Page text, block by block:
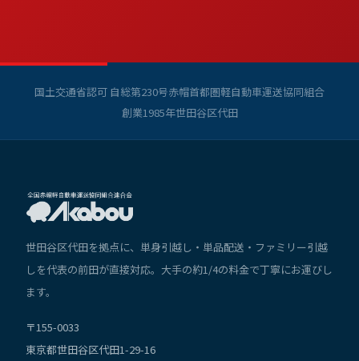
国土交通省認可 自総第230号赤帽首都圏軽自動車運送協同組合
創業1985年世田谷区代田
世田谷区代田を拠点に、単身引越し・単品配送・ファミリー引越
しを代表の前田が直接対応。大手の約1/4の料金で丁寧にお運びし
ます。
〒155-0033
東京都世田谷区代田1-29-16